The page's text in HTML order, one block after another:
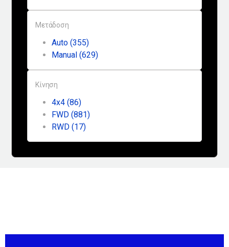
Οδηγός αγοράς
Συμβουλές
Συμβουλές
Οδική βοήθεια
Μετάδοση
Auto (355)
Manual (629)
Κίνηση
4x4 (86)
FWD (881)
RWD (17)